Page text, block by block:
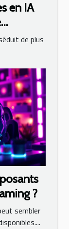
en IA
de plus
?
sembler